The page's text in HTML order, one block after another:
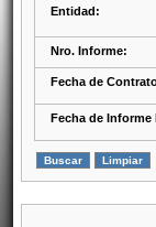
Entidad:
Nro. Informe:
Fecha de
Fecha de Informe